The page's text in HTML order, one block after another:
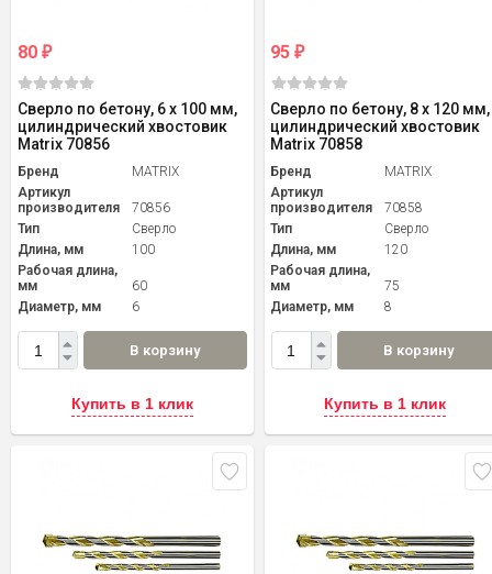
80 ₽
Сверло по бетону, 6 х 100 мм,
цилиндрический хвостовик
Matrix 70856
Бренд
MATRIX
Артикул
производителя
70856
Тип
Сверло
Длина, мм
100
Рабочая длина,
мм
60
Диаметр, мм
6
В корзину
Купить в 1 клик
95₽
Сверло по бетону, 8 х 120 мм,
цилиндрический хвостовик
Matrix 70858
Бренд
MATRIX
Артикул
производителя
70858
Тип
Сверло
Длина, мм
120
Рабочая длина,
мм
75
Диаметр, мм
8
В корзину
Купить в 1 клик